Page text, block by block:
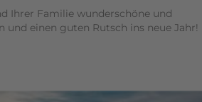
Ihrer Familie wunderschöne und
und einen guten Rutsch ins neue Jahr!